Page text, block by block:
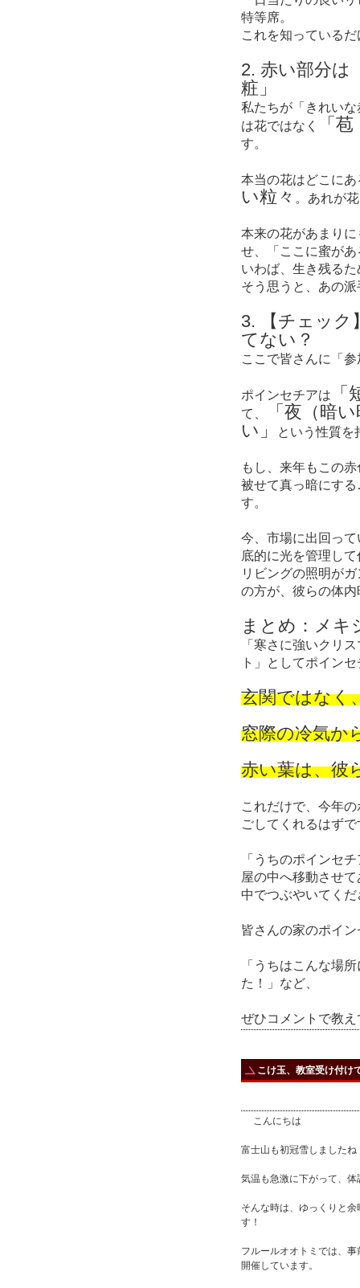
特等席。
これを知っている
2. 赤い部分は
粧」
私たちが「きれい
は花ではなく
「
す。
本当の花はどこに
い粒々 。あれが
本来の花があまり
せ、「ここに蜜が
いわば、生き残る
そう思うと、あの
3. 【チェック
てない？
ここで皆さんに「
ポインセチアは
て、
「夜（暗
い」
という性質を
もし、来年もこの
被せて真っ暗にす
す。
今、市場に出回っ
底的に光を管理し
リビングの照明が
の方が、彼らの体
まとめ：メキ
「寒さに強いクリ
ト」としてポイン
玄関ではなく
窓際の冷気か
赤い葉は、彼
これだけで、今年
ごしてくれるはずで
「うちのポインセ
屋の中へ移動させ
中でつぶやいてく
皆さんの家のポイ
「うちはこんな場
た！」など、
ぜひコメントで教
こけ玉、教室受け付け
こんにちは
富士山も初冠雪しましたね
気温も急激に下がって、
そんな時は、ゆっくりと
す！
フルールオオトミでは、
開催しています。